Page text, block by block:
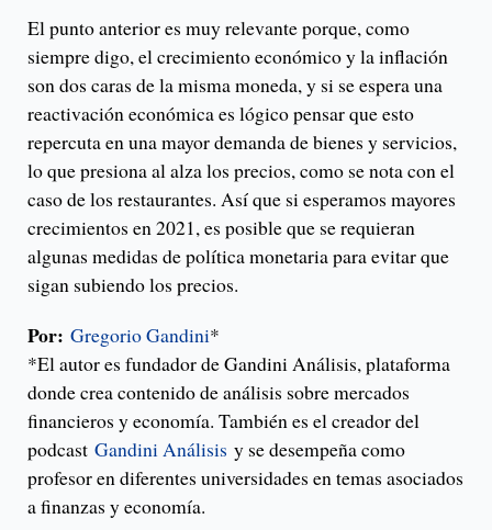
El punto anterior es muy relevante porque, como
siempre digo, el crecimiento económico y la inflación
son dos caras de la misma moneda, y si se espera una
reactivación económica es lógico pensar que esto
repercuta en una mayor demanda de bienes y servicios,
lo que presiona al alza los precios, como se nota con el
caso de los restaurantes. Así que si esperamos mayores
crecimientos en 2021, es posible que se requieran
algunas medidas de política monetaria para evitar que
sigan subiendo los precios.
Por: Gregorio Gandini*
*El autor es fundador de Gandini Análisis, plataforma
donde crea contenido de análisis sobre mercados
financieros y economía. También es el creador del
podcast Gandini Análisis y se desempeña como
profesor en diferentes universidades en temas asociados
a finanzas y economía.